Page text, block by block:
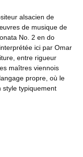
alsacien de
de musique de
No. 2 en do
ici par Omar
entre rigueur
maîtres viennois
propre, où le
style typiquement